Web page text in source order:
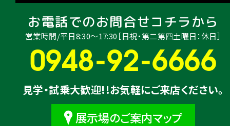
お電話でのお問合せコチラから
営業時間/平日8:30〜17:30［日祝・第二第四土曜日：休日］
0948-92-6666
見学・試乗大歓迎!!お気軽にご来店ください。
展示場のご案内マップ